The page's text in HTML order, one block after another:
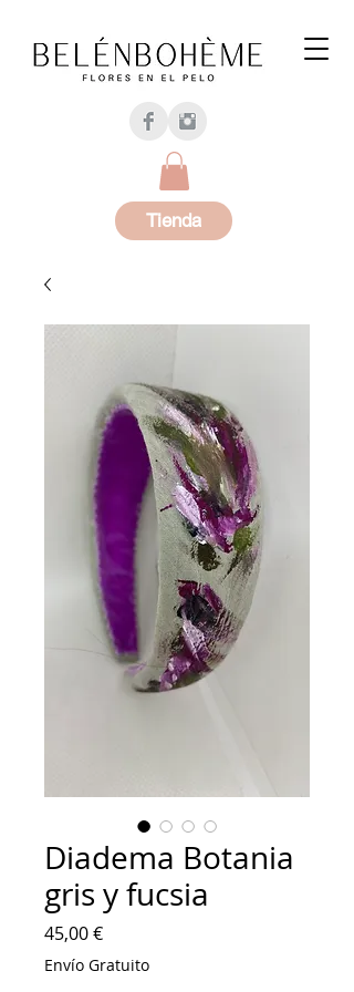
Tienda
Diadema Botania
gris y fucsia
45,00 €Precio
Envío Gratuito